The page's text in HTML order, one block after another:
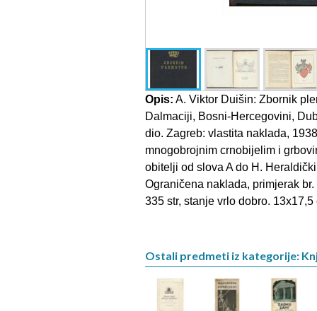
Opis: A. Viktor Duišin: Zbornik
Dalmaciji, Bosni-Hercegovini,
dio. Zagreb: vlastita naklada,
mnogobrojnim crnobijelim i
obitelji od slova A do H.
Ograničena naklada, primjerak
335 str, stanje vrlo dobro. 13x17,5
Ostali predmeti iz kategorije: